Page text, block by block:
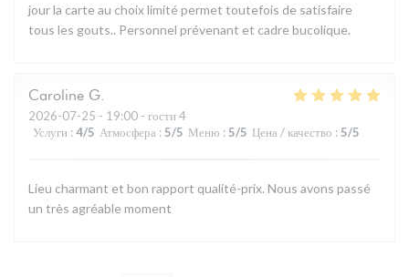
jour la carte au choix limité permet toutefois de satisfaire
tous les gouts.. Personnel prévenant et cadre bucolique.
Caroline G
2026-07-25 - 19:00 - гости 4
Услуги : 4/5 Атмосфера : 5/5 Меню : 5/5 Цена / качество : 5/5
Lieu charmant et bon rapport qualité-prix. Nous avons passé
un très agréable moment